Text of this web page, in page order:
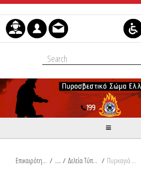
Μετάβαση στο περιεχόμενο
Επικαιρότητα / Δελτία Τύπου / Πυρκαγιά σε μονοκατοικία στα Γρεβενά